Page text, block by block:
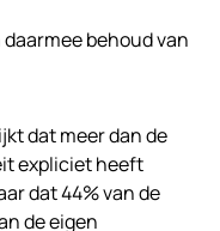
behoud van
dat meer dan de
expliciet heeft
dat 44% van de
de eigen